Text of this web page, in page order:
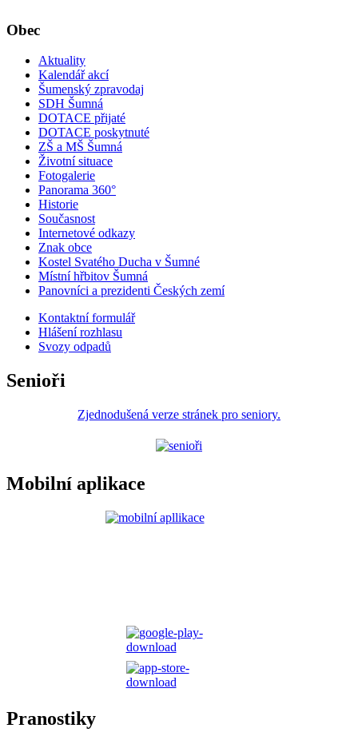
Obec
Aktuality
Kalendář akcí
Šumenský zpravodaj
SDH Šumná
DOTACE přijaté
DOTACE poskytnuté
ZŠ a MŠ Šumná
Životní situace
Fotogalerie
Panorama 360°
Historie
Současnost
Internetové odkazy
Znak obce
Kostel Svatého Ducha v Šumné
Místní hřbitov Šumná
Panovníci a prezidenti Českých zemí
Kontaktní formulář
Hlášení rozhlasu
Svozy odpadů
Senioři
Zjednodušená verze stránek pro seniory.
Mobilní aplikace
Pranostiky